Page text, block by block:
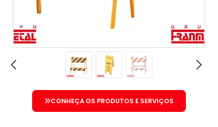
CONHEÇA OS PRODUTOS E SERVIÇOS